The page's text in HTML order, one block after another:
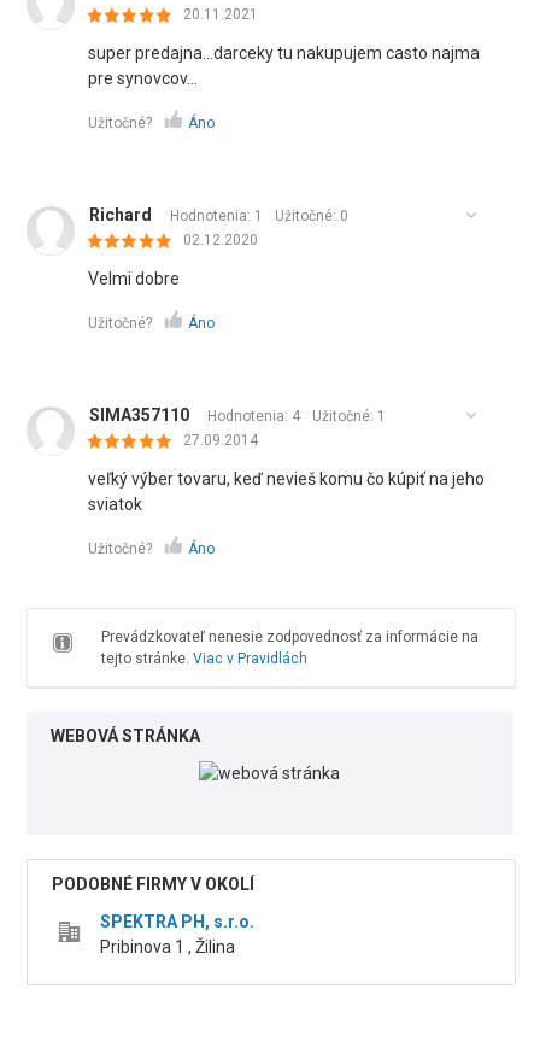
20.11.2021
super predajna...darceky tu nakupujem casto najma
pre synovcov...
Užitočné? Áno
Richard Hodnotenia: 1 Užitočné: 0
02.12.2020
Velmi dobre
Užitočné? Áno
SIMA357110 Hodnotenia: 4 Užitočné: 1
27.09.2014
veľký výber tovaru, keď nevieš komu čo kúpiť na jeho
sviatok
Užitočné? Áno
Prevádzkovateľ nenesie zodpovednosť za informácie na
tejto stránke. Viac v Pravidlách
WEBOVÁ STRÁNKA
PODOBNÉ FIRMY V OKOLÍ
SPEKTRA PH, s.r.o.
Pribinova 1 , Žilina